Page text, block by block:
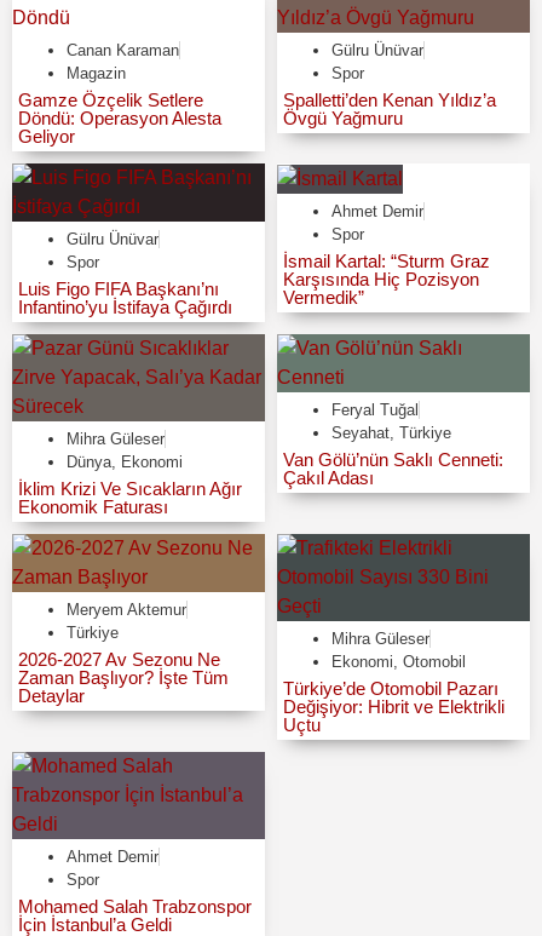
Canan Karaman
Magazin
Gamze Özçelik Setlere
Döndü: Operasyon Alesta
Geliyor
Gülru Ünüvar
Spor
Spalletti’den Kenan Yıldız’a
Övgü Yağmuru
Gülru Ünüvar
Spor
Luis Figo FIFA Başkanı’nı
Infantino’yu İstifaya Çağırdı
Ahmet Demir
Spor
İsmail Kartal: “Sturm Graz
Karşısında Hiç Pozisyon
Vermedik”
Mihra Güleser
Dünya
Ekonomi
İklim Krizi Ve Sıcakların Ağır
Ekonomik Faturası
Feryal Tuğal
Seyahat Türkiye
Van Gölü’nün Saklı Cenneti:
Çakıl Adası
Meryem Aktemur
Türkiye
2026-2027 Av Sezonu Ne
Zaman Başlıyor? İşte Tüm
Detaylar
Mihra Güleser
Ekonomi Otomobil
Türkiye’de Otomobil Pazarı
Değişiyor: Hibrit ve Elektrikli
Uçtu
Ahmet Demir
Spor
Mohamed Salah Trabzonspor
İçin İstanbul’a Geldi